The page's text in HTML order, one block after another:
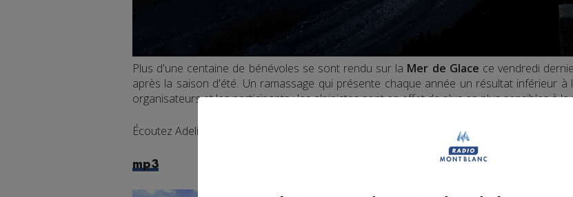
Plus d'une centaine de bénévoles se sont rendu sur la Mer de Glace ce vendredi
après la saison d'été. Un ramassage qui présente chaque année un résultat inférieur
organisateurs et les participants : les alpinistes sont en effet de plus en plus sensibles à
Écoutez Adeline Bettinger, responsable communication et événementiel chez Lafuma, à
mp3